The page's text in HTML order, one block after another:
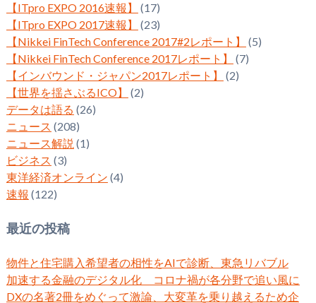
【ITpro EXPO 2016速報】
(17)
【ITpro EXPO 2017速報】
(23)
【Nikkei FinTech Conference 2017#2レポート】
(5)
【Nikkei FinTech Conference 2017レポート】
(7)
【インバウンド・ジャパン2017レポート】
(2)
【世界を揺さぶるICO】
(2)
データは語る (26)
ニュース (208)
ニュース解説 (1)
ビジネス (3)
東洋経済オンライン (4)
速報 (122)
最近の投稿
物件と住宅購入希望者の相性をAIで診断、東急リバブル
加速する金融のデジタル化 コロナ禍が各分野で追い風に
DXの名著2冊をめぐって激論、大変革を乗り越えるため企